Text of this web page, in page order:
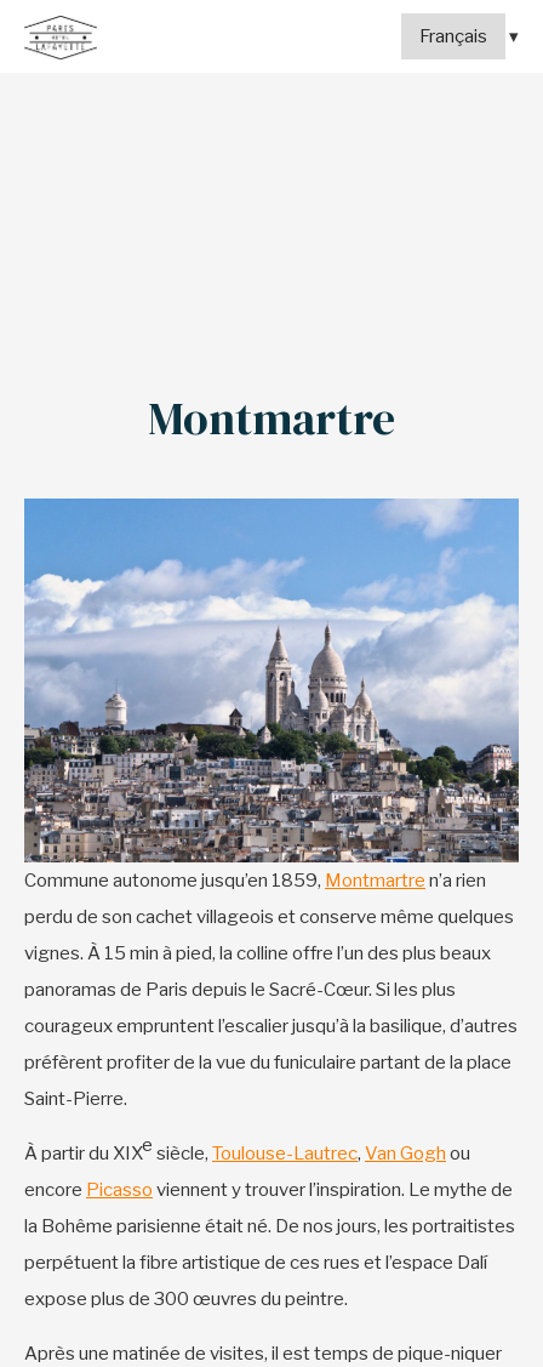
Montmartre
Commune autonome jusqu’en 1859, Montmartre n’a rien
perdu de son cachet villageois et conserve même quelques
vignes. À 15 min à pied, la colline offre l’un des plus beaux
panoramas de Paris depuis le Sacré-Cœur. Si les plus
courageux empruntent l’escalier jusqu’à la basilique, d’autres
préfèrent profiter de la vue du funiculaire partant de la place
Saint-Pierre.
À partir du XIXe siècle, Toulouse-Lautrec, Van Gogh ou
encore Picasso viennent y trouver l’inspiration. Le mythe de
la Bohême parisienne était né. De nos jours, les portraitistes
perpétuent la fibre artistique de ces rues et l’espace Dalí
expose plus de 300 œuvres du peintre.
Après une matinée de visites, il est temps de pique-niquer